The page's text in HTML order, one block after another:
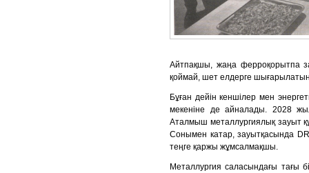
Айтпақшы, жаңа ферроқорытпа
қоймай, шет елдерге
Бұған дейін кеншілер мен
мекеніне де айналады. 2028
Аталмыш металлургиялық зауыт
Сонымен катар, зауытқасында
теңге қаржы жұмсалмақшы.
Металлургия саласындағы тағы